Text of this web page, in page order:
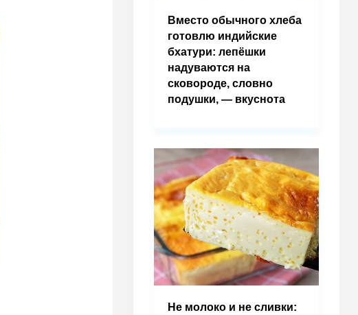
Вместо обычного хлеба
готовлю индийские
бхатури: лепёшки
надуваются на
сковороде, словно
подушки, — вкуснота
Не молоко и не сливки: